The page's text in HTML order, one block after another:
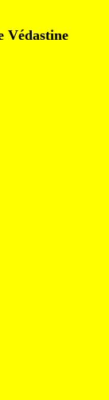
Védastine